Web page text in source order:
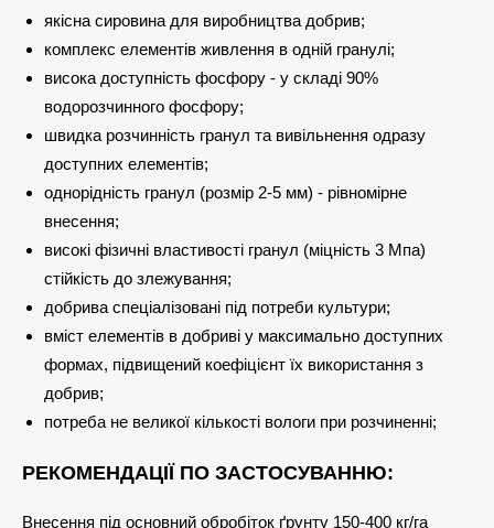
якісна сировина для виробництва добрив;
комплекс елементів живлення в одній гранулі;
висока доступність фосфору - у складі 90%
водорозчинного фосфору;
швидка розчинність гранул та вивільнення одразу
доступних елементів;
однорідність гранул (розмір 2-5 мм) - рівномірне
внесення;
високі фізичні властивості гранул (міцність 3 Мпа)
стійкість до злежування;
добрива спеціалізовані під потреби культури;
вміст елементів в добриві у максимально доступних
формах, підвищений коефіцієнт їх використання з
добрив;
потреба не великої кількості вологи при розчиненні;
РЕКОМЕНДАЦІЇ ПО ЗАСТОСУВАННЮ:
Внесення під основний обробіток ґрунту 150-400 кг/га